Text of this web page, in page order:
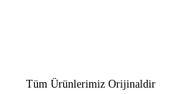
Tüm Ürünlerimiz Orijinaldir